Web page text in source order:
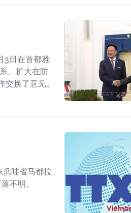
3日在首都雅
、扩大在防
换了意见。
爪哇省马都拉
不明。